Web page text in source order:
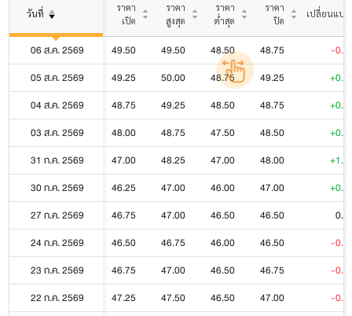
วันที่
ราคา
เปิด
ราคา
สูงสุด
ราคา
ต่ำสุด
ราคา
ปิด
เปลี่ยนแปล
06 ส.ค. 2569 49.50 49.50 48.50 48.75
-
05 ส.ค. 2569
49.25 50.00 48.75 49.25
04 ส.ค. 2569
48.75 49.25 48.50 48.75
03 ส.ค. 2569
48.00 48.75 47.50 48.50
31 ก.ค. 2569
47.00 48.25 47.00 48.00
30 ก.ค. 2569
46.25 47.00 46.00 47.00
27 ก.ค. 2569
46.75 47.00 46.50 46.50
24 ก.ค. 2569
46.50 46.75 46.00 46.50
-
23 ก.ค. 2569
46.75 47.00 46.50 46.75
-
22 ก.ค. 2569
47.25 47.50 46.50 47.00
-